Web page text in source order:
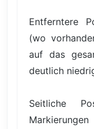
Entferntere
(wo
auf das
deutlich
Seitliche